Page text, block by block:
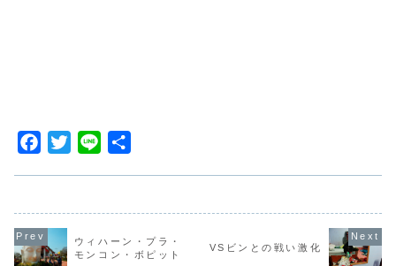
F
e
b
o
T
t
e
e
ウィハーン・プラ・
モンコン・ボピット
VSビンとの戦い激化